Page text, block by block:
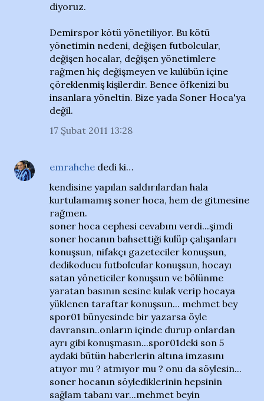
diyoruz.
Demirspor kötü yönetiliyor. Bu kötü
yönetimin nedeni, değişen futbolcular,
değişen hocalar, değişen yönetimlere
rağmen hiç değişmeyen ve kulübün içine
çöreklenmiş kişilerdir. Bence öfkenizi bu
insanlara yöneltin. Bize yada Soner Hoca'ya
değil.
17 Şubat 2011 13:28
emrahche dedi ki…
kendisine yapılan saldırılardan hala
kurtulamamış soner hoca, hem de gitmesine
rağmen.
soner hoca cephesi cevabını verdi...şimdi
soner hocanın bahsettiği kulüp çalışanları
konuşsun, nifakçı gazeteciler konuşsun,
dedikoducu futbolcular konuşsun, hocayı
satan yöneticiler konuşsun ve bölünme
yaratan basının sesine kulak verip hocaya
yüklenen taraftar konuşsun... mehmet bey
spor01 bünyesinde bir yazarsa öyle
davransın..onların içinde durup onlardan
ayrı gibi konuşmasın...spor01deki son 5
aydaki bütün haberlerin altına imzasını
atıyor mu ? atmıyor mu ? onu da söylesin...
soner hocanın söylediklerinin hepsinin
sağlam tabanı var...mehmet beyin